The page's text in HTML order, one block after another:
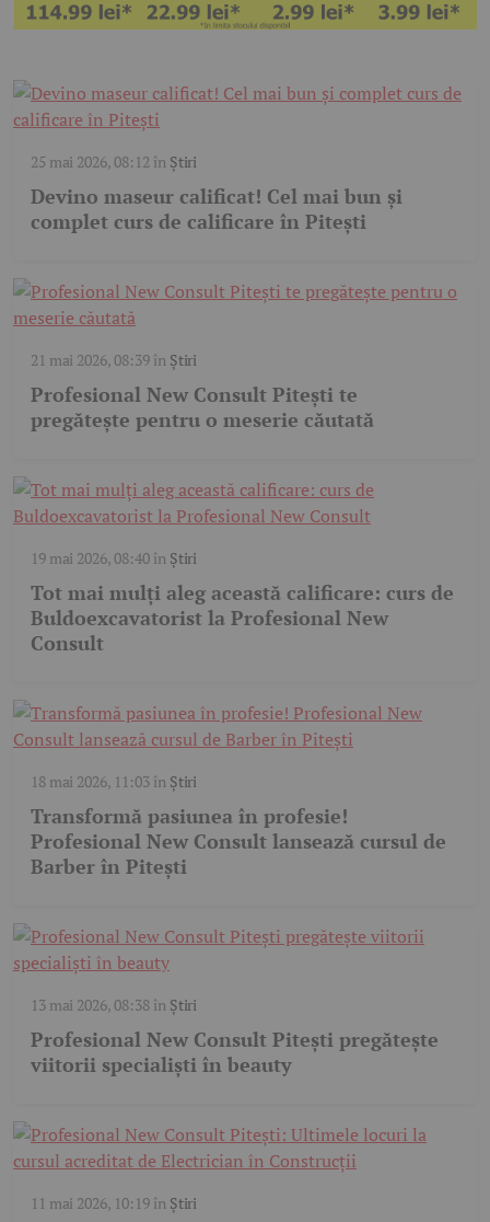
25 mai 2026, 08:12 în Știri
Devino maseur calificat! Cel mai bun și
complet curs de calificare în Pitești
21 mai 2026, 08:39în Știri
Profesional New Consult Pitești te
pregătește pentru o meserie căutată
19 mai 2026, 08:40în Știri
Tot mai mulți aleg această calificare: curs de
Buldoexcavatorist la Profesional New
Consult
18 mai 2026, 11:03în Știri
Transformă pasiunea în profesie!
Profesional New Consult lansează cursul de
Barber în Pitești
13 mai 2026, 08:38în Știri
Profesional New Consult Pitești pregătește
viitorii specialiști în beauty
11 mai 2026, 10:19în Știri